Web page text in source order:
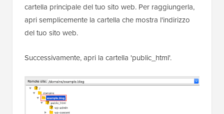
cartella principale del tuo sito web. Per raggiungerla,
apri semplicemente la cartella che mostra l'indirizzo
del tuo sito web.
Successivamente, apri la cartella 'public_html'.